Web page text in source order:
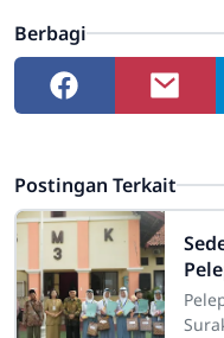
Berbagi
Postingan Terkait
3